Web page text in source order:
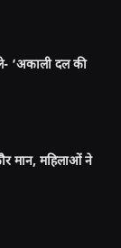
‘अकाली दल की
मान, महिलाओं ने